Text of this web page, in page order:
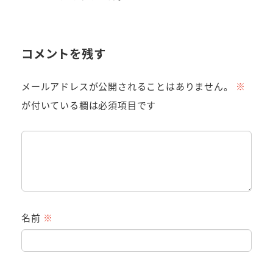
コメントを残す
メールアドレスが公開されることはありません。
※
が付いている欄は必須項目です
名前 ※